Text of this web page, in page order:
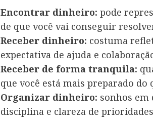
Encontrar dinheiro: pode
de que você vai conseguir
Receber dinheiro: costuma
expectativa de ajuda e
Receber de forma tranquila:
que você está mais preparado
Organizar dinheiro: sonhos em
disciplina e clareza de